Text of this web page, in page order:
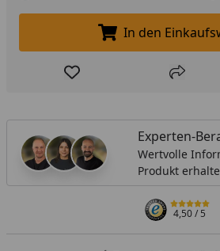
In den
In den
Produkt zur Teilen
Experten-
Wertvolle
Produkt
4,50/ 5